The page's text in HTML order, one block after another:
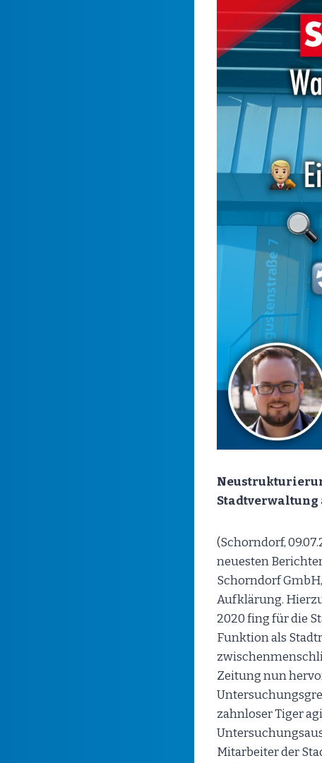
Stadtverwaltung
(Schorndorf,
neuesten
Schorndorf
Aufklärung.
2020 fing für die
Funktion als
Zeitung nun
zahnloser Tiger
Mitarbeiter der